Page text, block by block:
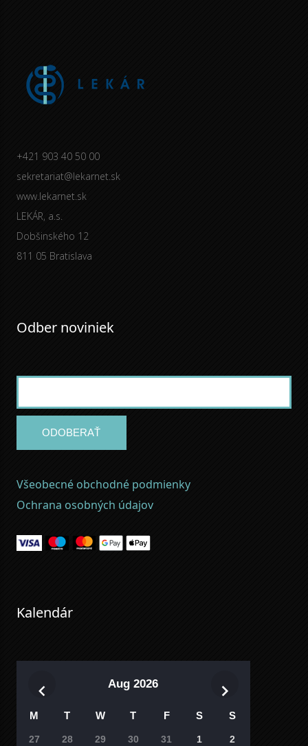
+421 903 40 50 00
sekretariat@lekarnet.sk
www.lekarnet.sk
LEKÁR, a.s.
Dobšinského 12
811 05 Bratislava
Odber noviniek
ODOBERAŤ
Všeobecné obchodné podmienky
Ochrana osobných údajov
Kalendár
Aug 2026
M T W T F S S
27 28 29 30 31 1 2